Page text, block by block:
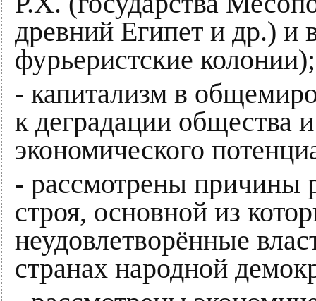
древний Египет и др.) и
фурьеристские колонии);
- капитализм в
к деградации общества
экономического
- рассмотрены причины
строя, основной из
неудовлетворённые
странах народной